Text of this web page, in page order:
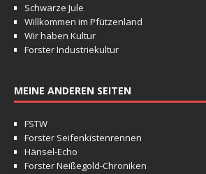
Schwarze Jule
Willkommen im Pfützenland
Wir haben Kultur
Forster Industriekultur
MEINE ANDEREN SEITEN
FSTW
Forster Seifenkistenrennen
Hänsel-Echo
Forster Neißegold-Chroniken